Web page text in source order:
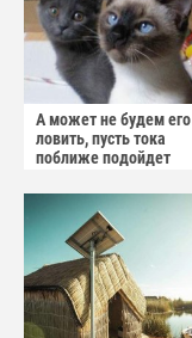
А может не будем его
ловить, пусть тока
поближе подойдет